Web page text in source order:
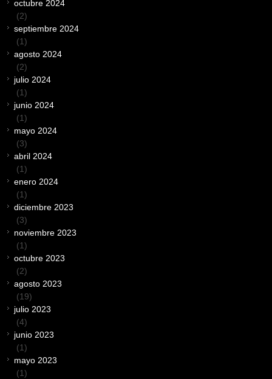
octubre 2024
(2)
septiembre 2024
(1)
agosto 2024
(2)
julio 2024
(1)
junio 2024
(1)
mayo 2024
(3)
abril 2024
(1)
enero 2024
(1)
diciembre 2023
(3)
noviembre 2023
(1)
octubre 2023
(2)
agosto 2023
(19)
julio 2023
(4)
junio 2023
(1)
mayo 2023
(1)